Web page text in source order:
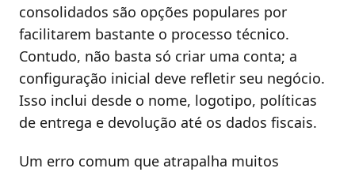
consolidados são opções populares por
facilitarem bastante o processo técnico.
Contudo, não basta só criar uma conta; a
configuração inicial deve refletir seu negócio.
Isso inclui desde o nome, logotipo, políticas
de entrega e devolução até os dados fiscais.
Um erro comum que atrapalha muitos